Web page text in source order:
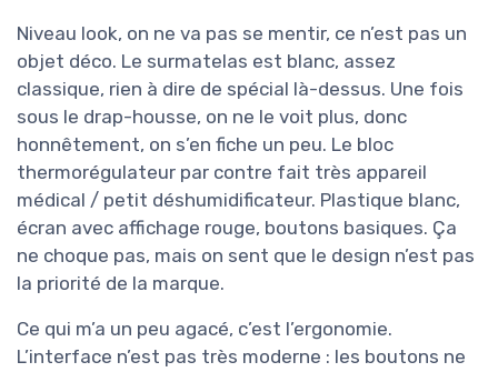
Niveau look, on ne va pas se mentir, ce n’est pas un
objet déco. Le surmatelas est blanc, assez
classique, rien à dire de spécial là-dessus. Une fois
sous le drap-housse, on ne le voit plus, donc
honnêtement, on s’en fiche un peu. Le bloc
thermorégulateur par contre fait très appareil
médical / petit déshumidificateur. Plastique blanc,
écran avec affichage rouge, boutons basiques. Ça
ne choque pas, mais on sent que le design n’est pas
la priorité de la marque.
Ce qui m’a un peu agacé, c’est l’ergonomie.
L’interface n’est pas très moderne : les boutons ne